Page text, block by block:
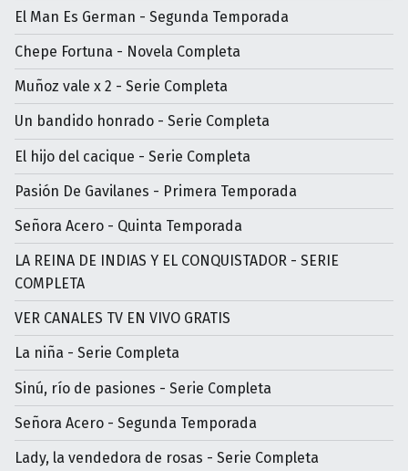
El Man Es German - Segunda Temporada
Chepe Fortuna - Novela Completa
Muñoz vale x 2 - Serie Completa
Un bandido honrado - Serie Completa
El hijo del cacique - Serie Completa
Pasión De Gavilanes - Primera Temporada
Señora Acero - Quinta Temporada
LA REINA DE INDIAS Y EL CONQUISTADOR - SERIE
COMPLETA
VER CANALES TV EN VIVO GRATIS
La niña - Serie Completa
Sinú, río de pasiones - Serie Completa
Señora Acero - Segunda Temporada
Lady, la vendedora de rosas - Serie Completa